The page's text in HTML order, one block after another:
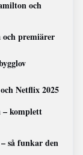
och
premiärer
Netflix 2025
– komplett
så funkar den